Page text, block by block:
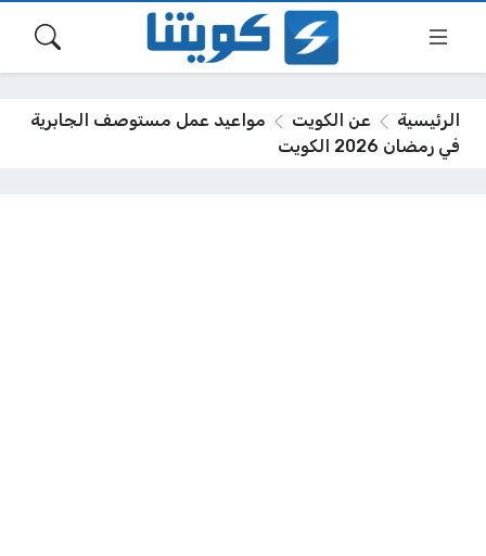
الرئيسية عن الكويت
مواعيد عمل مستوصف الجابرية
في رمضان 2026 الكويت